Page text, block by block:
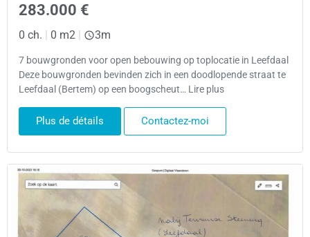
283.000 €
0 ch. | 0 m2 | 3m
7 bouwgronden voor open bebouwing op toplocatie in Leefdaal
Deze bouwgronden bevinden zich in een doodlopende straat te
Leefdaal (Bertem) op een boogscheut… Lire plus
Plus de détails Contactez-moi